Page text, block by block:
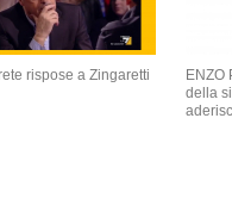
rispose a Zingaretti
ENZO
della